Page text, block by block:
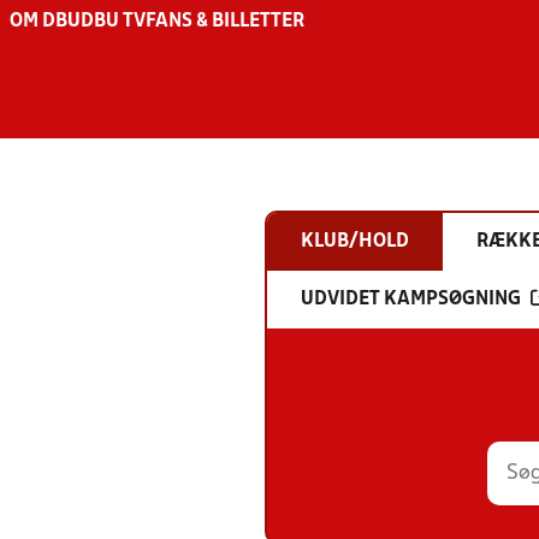
OM DBU DBU TV FANS & BILLETTER
KLUB/HOLD
UDVIDET KAMPSØGNING